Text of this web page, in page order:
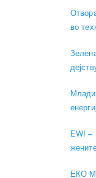
во
EWI –
ЕКО